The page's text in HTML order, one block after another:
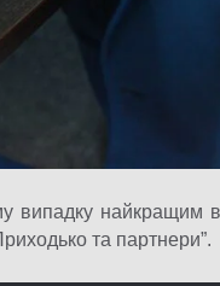
випадку найкращим
та партнери”.